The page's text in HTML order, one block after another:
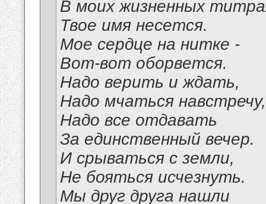
В моих жизненных
Твое имя несется.
Мое сердце на нитке -
Вот-вот оборвется.
Надо верить и ждать,
Надо мчаться навстречу,
Надо все отдавать
За единственный вечер.
И срываться с земли,
Не бояться исчезнуть.
Мы друг друга нашли